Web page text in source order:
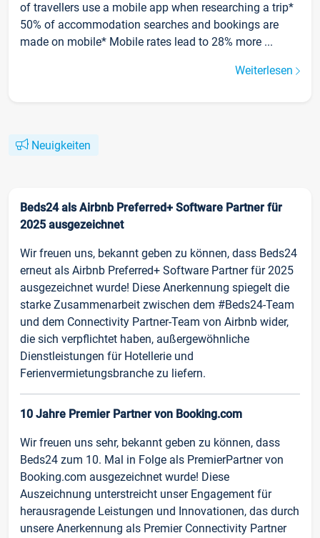
of travellers use a mobile app when researching a trip*
50% of accommodation searches and bookings are
made on mobile* Mobile rates lead to 28% more ...
Weiterlesen
Neuigkeiten
Beds24 als Airbnb Preferred+ Software Partner für
2025 ausgezeichnet
Wir freuen uns, bekannt geben zu können, dass Beds24
erneut als Airbnb Preferred+ Software Partner für 2025
ausgezeichnet wurde! Diese Anerkennung spiegelt die
starke Zusammenarbeit zwischen dem #Beds24-Team
und dem Connectivity Partner-Team von Airbnb wider,
die sich verpflichtet haben, außergewöhnliche
Dienstleistungen für Hotellerie und
Ferienvermietungsbranche zu liefern.
10 Jahre Premier Partner von Booking.com
Wir freuen uns sehr, bekannt geben zu können, dass
Beds24 zum 10. Mal in Folge als PremierPartner von
Booking.com ausgezeichnet wurde! Diese
Auszeichnung unterstreicht unser Engagement für
herausragende Leistungen und Innovationen, das durch
unsere Anerkennung als Premier Connectivity Partner